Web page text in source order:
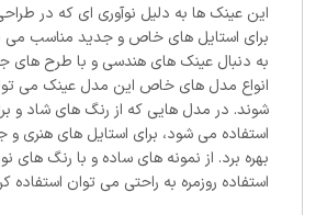
این عینک ها به دلیل نوآوری ای که در
برای استایل های خاص و جدید مناسب می
به دنبال عینک های هندسی و با طرح های
انواع مدل های خاص این مدل عینک می
شوند. در مدل هایی که از رنگ های شاد و
استفاده می شود، برای استایل های هنری و
بهره برد. از نمونه های ساده و با رنگ های
استفاده روزمره به راحتی می توان استفاده